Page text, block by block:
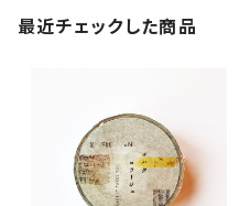
最近チェックした商品